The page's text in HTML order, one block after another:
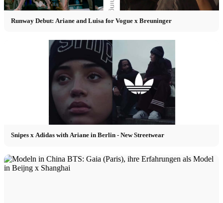
Runway Debut: Ariane and Luisa for Vogue x Breuninger
Snipes x Adidas with Ariane in Berlin - New Streetwear